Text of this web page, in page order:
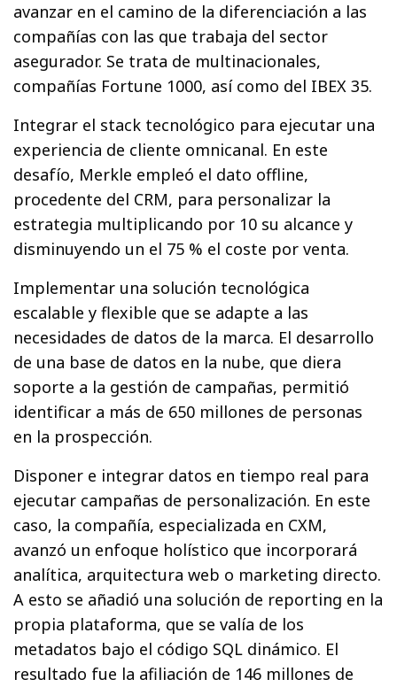
avanzar en el camino de la diferenciación a las
compañías con las que trabaja del sector
asegurador. Se trata de multinacionales,
compañías Fortune 1000, así como del IBEX 35.
Integrar el stack tecnológico para ejecutar una
experiencia de cliente omnicanal. En este
desafío, Merkle empleó el dato offline,
procedente del CRM, para personalizar la
estrategia multiplicando por 10 su alcance y
disminuyendo un el 75 % el coste por venta.
Implementar una solución tecnológica
escalable y flexible que se adapte a las
necesidades de datos de la marca. El desarrollo
de una base de datos en la nube, que diera
soporte a la gestión de campañas, permitió
identificar a más de 650 millones de personas
en la prospección.
Disponer e integrar datos en tiempo real para
ejecutar campañas de personalización. En este
caso, la compañía, especializada en CXM,
avanzó un enfoque holístico que incorporará
analítica, arquitectura web o marketing directo.
A esto se añadió una solución de reporting en la
propia plataforma, que se valía de los
metadatos bajo el código SQL dinámico. El
resultado fue la afiliación de 146 millones de